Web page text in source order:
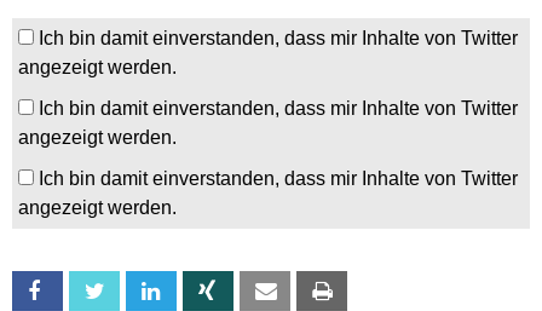
Ich bin damit einverstanden, dass mir Inhalte von Twitter
angezeigt werden.
Ich bin damit einverstanden, dass mir Inhalte von Twitter
angezeigt werden.
Ich bin damit einverstanden, dass mir Inhalte von Twitter
angezeigt werden.
Facebook Twitter Linkedin Xing Email